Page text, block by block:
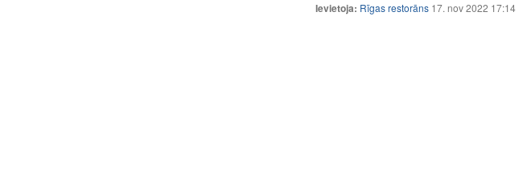
Ievietoja: Rīgas restorāns 17. nov 2022 17:14